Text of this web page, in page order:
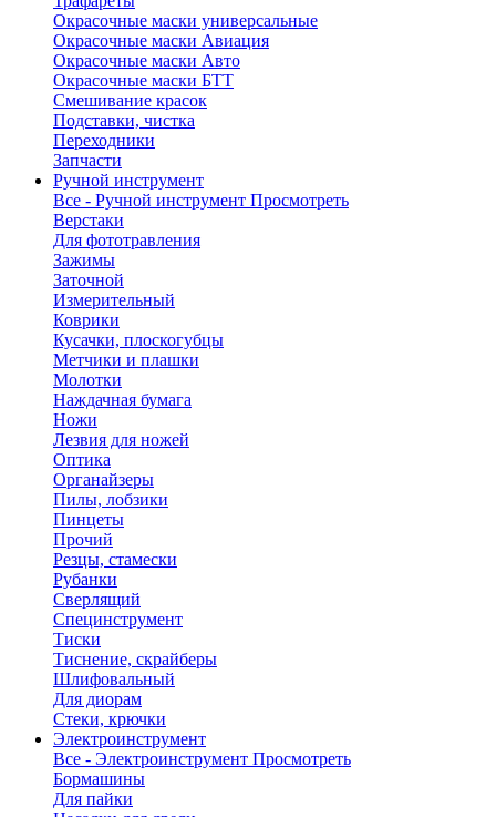
Окрасочные маски универсальные
Окрасочные маски Авиация
Окрасочные маски Авто
Окрасочные маски БТТ
Смешивание красок
Подставки, чистка
Переходники
Запчасти
Ручной инструмент
Все - Ручной инструмент Просмотреть
Верстаки
Для фототравления
Зажимы
Заточной
Измерительный
Коврики
Кусачки, плоскогубцы
Метчики и плашки
Молотки
Наждачная бумага
Ножи
Лезвия для ножей
Оптика
Органайзеры
Пилы, лобзики
Пинцеты
Прочий
Резцы, стамески
Рубанки
Сверлящий
Специнструмент
Тиски
Тиснение, скрайберы
Шлифовальный
Для диорам
Стеки, крючки
Электроинструмент
Все - Электроинструмент Просмотреть
Бормашины
Для пайки